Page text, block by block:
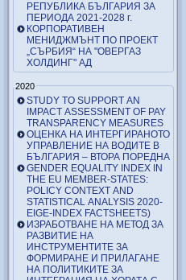
РЕПУБЛИКА БЪЛГАРИЯ ЗА
ПЕРИОДА 2021-2028 г.
КОРПОРАТИВЕН
МЕНИДЖМЪНТ ПО ПРОЕКТ
„СЪРБИЯ“ НА "ОВЕРГАЗ
ХОЛДИНГ" АД
2020
STUDY TO SUPPORT AN
IMPACT ASSESSMENT OF PAY
TRANSPARENCY MEASURES
ОЦЕНКА НА ИНТЕРГИРАНОТО
УПРАВЛЕНИЕ НА ВОДИТЕ В
БЪЛГАРИЯ – ВТОРА ПОРЕДНА
GENDER EQUALITY INDEX IN
THE EU MEMBER-STATES:
POLICY CONTEXT AND
STATISTICAL ANALYSIS 2020-
EIGE-INDEX FACTSHEETS)
ИЗРАБОТВАНЕ НА МЕТОД ЗА
РАЗВИТИЕ НА
ИНСТРУМЕНТИТЕ ЗА
ФОРМИРАНЕ И ПРИЛАГАНЕ
НА ПОЛИТИКИТЕ ЗА